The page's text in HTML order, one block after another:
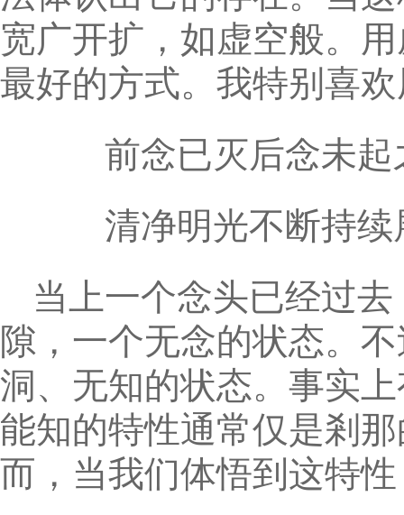
宽广开扩，如虚空般。
最好的方式。我特别喜
前念已灭后念未起
清净明光不断持续
当上一个念头已经过
隙，一个无念的状态。
洞、无知的状态。事实
能知的特性通常仅是剎
而，当我们体悟到这特